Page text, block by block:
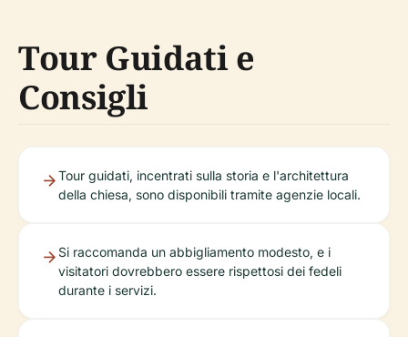
Tour Guidati e
Consigli
Tour guidati, incentrati sulla storia e l'architettura
della chiesa, sono disponibili tramite agenzie locali.
Si raccomanda un abbigliamento modesto, e i
visitatori dovrebbero essere rispettosi dei fedeli
durante i servizi.